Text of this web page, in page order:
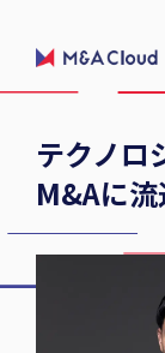
テクノロ
M&Aに